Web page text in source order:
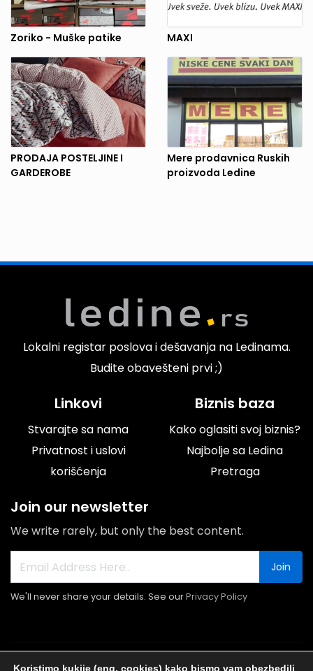
Zoriko - Muške patike MAXI
PRODAJA POSTELJINE I
GARDEROBE
Mere prodavnica Ruskih
proizvoda Ledine
Lokalni registar poslova i dešavanja na Ledinama.
Budite obavešteni prvi ;)
Linkovi
Stvarajte sa nama
Privatnost i uslovi
korišćenja
Biznis baza
Kako oglasiti svoj biznis?
Najbolje sa Ledina
Pretraga
Join our newsletter
We write rarely, but only the best content.
Join
We'll never share your details. See ourPrivacy Policy
© 2026 Portal Ledine.rs All rights reserved.
Koristimo kukije (eng. cookies) kako bismo vam obezbedili